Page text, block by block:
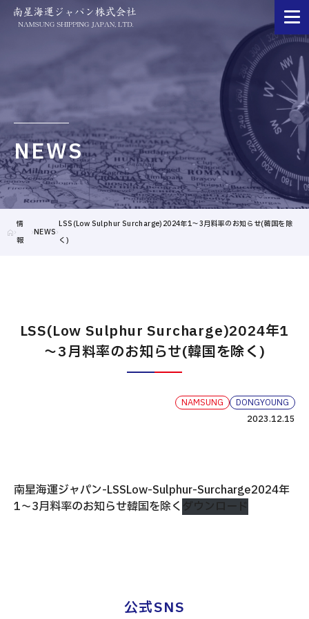
NEWS
情
報
NEWS
LSS(Low Sulphur Surcharge)2024年1～3月料率のお知らせ(韓国を除
く)
LSS(Low Sulphur Surcharge)2024年1
～3月料率のお知らせ(韓国を除く)
NAMSUNG
DONGYOUNG
2023.12.15
南星海運ジャパン-LSSLow-Sulphur-Surcharge2024年
1～3月料率のお知らせ韓国を除く ダウンロード
公式SNS